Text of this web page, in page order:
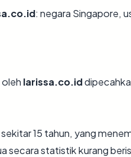
: negara Singapore,
larissa.co.id
15 tahun, yang
secara statistik kurang